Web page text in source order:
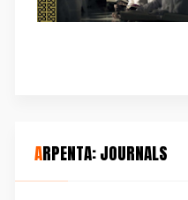
ARPENTA: JOURNALS